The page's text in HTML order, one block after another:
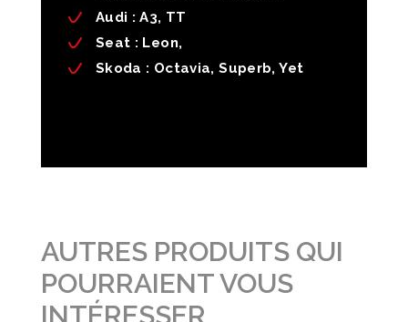
Audi : A3, TT
Seat : Leon,
Skoda : Octavia, Superb, Yet
AUTRES PRODUITS QUI
POURRAIENT VOUS
INTÉRESSER